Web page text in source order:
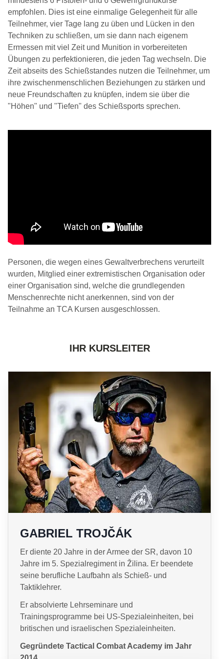
empfohlen. Dies ist eine einmalige Gelegenheit für alle
Teilnehmer, vier Tage lang zu üben und Lücken in den
Techniken zu schließen, um sie dann nach eigenem
Ermessen mit viel Zeit und Munition in vorbereiteten
Übungen zu perfektionieren, die jeden Tag wechseln. Die
Zeit abseits des Schießstandes nutzen die Teilnehmer, um
ihre zwischenmenschlichen Beziehungen zu stärken und
neue Freundschaften zu knüpfen, indem sie über die
"Höhen" und "Tiefen" des Schießsports sprechen.
Personen, die wegen eines Gewaltverbrechens verurteilt
wurden, Mitglied einer extremistischen Organisation oder
einer Organisation sind, welche die grundlegenden
Menschenrechte nicht anerkennen, sind von der
Teilnahme an TCA Kursen ausgeschlossen.
IHR KURSLEITER
GABRIEL TROJČÁK
Er diente 20 Jahre in der Armee der SR, davon 10
Jahre im 5. Spezialregiment in Žilina. Er beendete
seine berufliche Laufbahn als Schieß- und
Taktiklehrer.
Er absolvierte Lehrseminare und
Trainingsprogramme bei US-Spezialeinheiten, bei
britischen und israelischen Spezialeinheiten.
Gegründete Tactical Combat Academy im Jahr